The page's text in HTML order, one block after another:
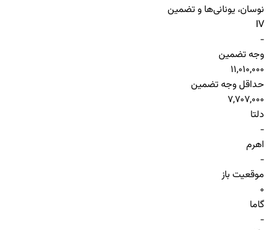
نوسان، یونانی‌ها و تضمین
IV
-
وجه تضمین
11,010,000
حداقل وجه تضمین
7,707,000
دلتا
-
اهرم
-
موقعیت باز
0
گاما
-